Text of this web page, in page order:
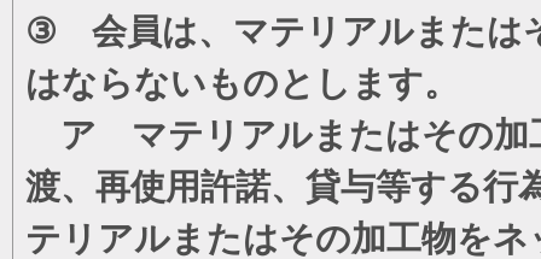
③ 会員は、マテリアルまたは
はならないものとします。
ア マテリアルまたはその加
渡、再使用許諾、貸与等する行
テリアルまたはその加工物を